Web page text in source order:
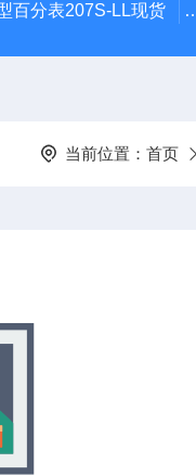
百分表207S-LL现货
当前位置： 首页